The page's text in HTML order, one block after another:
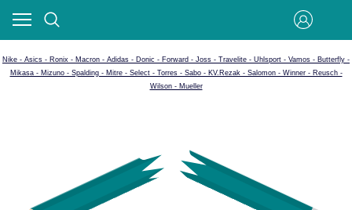
Nike - Asics - Ronix - Macron - Adidas - Donic - Forward - Joss - Travelite - Uhlsport - Vamos - Butterfly -
Mikasa - Mizuno - Spalding - Mitre - Select - Torres - Sabo - KV.Rezak - Salomon - Winner - Reusch -
Wilson - Mueller